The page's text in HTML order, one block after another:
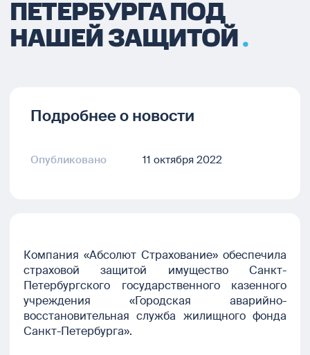
ПЕТЕРБУРГА ПОД
НАШЕЙ ЗАЩИТОЙ
Подробнее о новости
Опубликовано 11 октября 2022
Компания «Абсолют Страхование» обеспечила
страховой защитой имущество Санкт-
Петербургского государственного казенного
учреждения «Городская аварийно-
восстановительная служба жилищного фонда
Санкт-Петербурга».